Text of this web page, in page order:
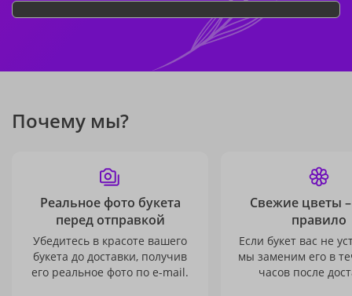
Почему мы?
Реальное фото букета
перед отправкой
Убедитесь в красоте вашего
букета до доставки, получив
его реальное фото по e-mail.
Свежие цветы
правило
Если букет вас не
мы заменим его в
часов после